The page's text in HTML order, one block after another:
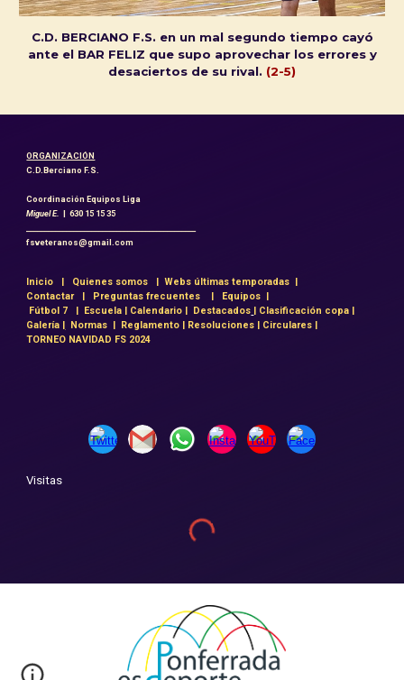
C.D. BERCIANO F.S. en un mal segundo tiempo cayó
ante el BAR FELIZ que supo aprovechar los errores y
desaciertos de su rival. (2-5)
ORGANIZACIÓN
C.D.Berciano F.S.
Coordinación Equipos Liga
Miguel E. | 630 15 15 35
fsveteranos@gmail.com
Inicio | Quienes somos |Webs últimas temporadas |
Contactar| Preguntas frecuentes | Equipos |
Fútbol 7 | Escuela | Calendario | Destacados | Clasificación copa |
Galería | Normas | Reglamento | Resoluciones | Circulares |
TORNEO NAVIDAD FS 2024
Visitas